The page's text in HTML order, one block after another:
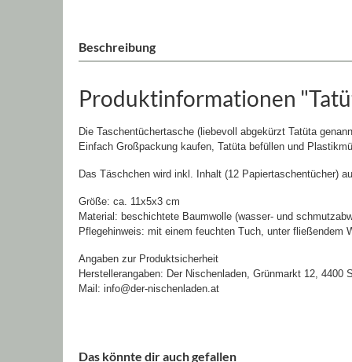
Beschreibung
Produktinformationen
Die Taschentüchertasche (liebevoll abgekürzt Tatüta
Einfach Großpackung kaufen, Tatüta befüllen und
Das Täschchen wird inkl. Inhalt (12 Papiertaschentücher)
Größe: ca. 11x5x3 cm
Material: beschichtete Baumwolle (wasser- und
Pflegehinweis: mit einem feuchten Tuch, unter fließendem
Angaben zur Produktsicherheit
Herstellerangaben: Der Nischenladen, Grünmarkt 12, 4400
Mail: info@der-nischenladen.at
Das könnte dir auch gefallen